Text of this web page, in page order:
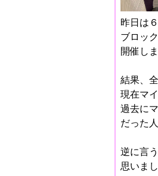
昨日は
ブロッ
開催し
結果、
現在マ
過去に
だった
逆に言
思いまし